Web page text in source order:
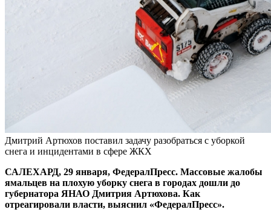
Дмитрий Артюхов поставил задачу разобраться с уборкой
снега и инцидентами в сфере ЖКХ
САЛЕХАРД, 29 января, ФедералПресс. Массовые жалобы
ямальцев на плохую уборку снега в городах дошли до
губернатора ЯНАО Дмитрия Артюхова. Как
отреагировали власти, выяснил «ФедералПресс».